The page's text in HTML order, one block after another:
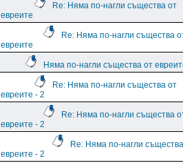
Re: Няма по-нагли същества от
евреите
Re: Няма по-нагли същества
евреите
Няма по-нагли същества от
Re: Няма по-нагли същества от
евреите - 2
Re: Няма по-нагли същества
евреите - 2
Re: Няма по-нагли
евреите - 2